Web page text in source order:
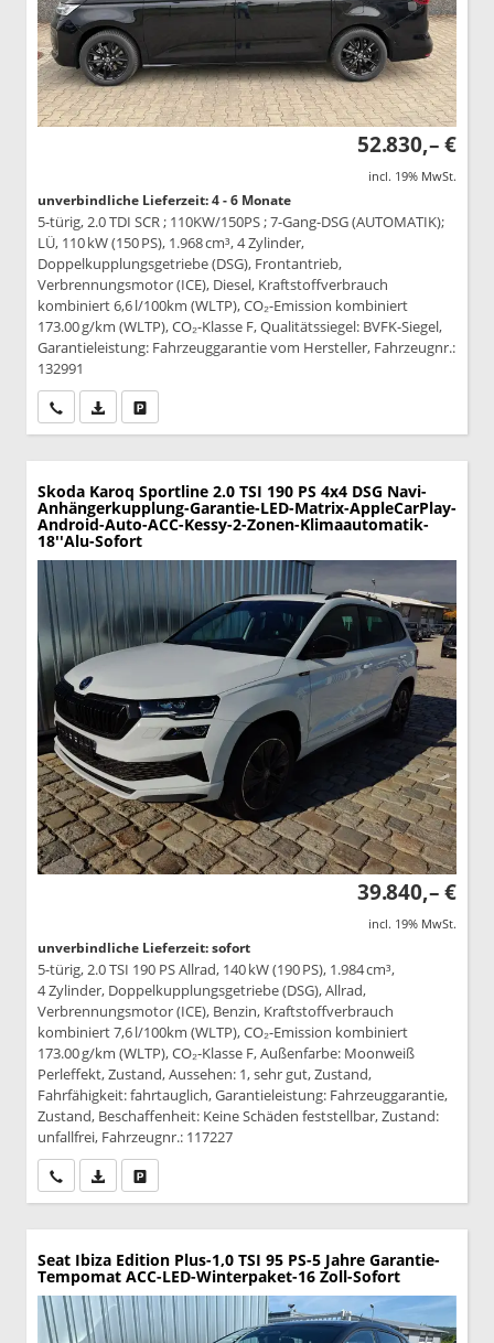
52.830,– €
incl. 19% MwSt.
unverbindliche Lieferzeit: 4 - 6 Monate
5-türig, 2.0 TDI SCR ; 110KW/150PS ; 7-Gang-DSG (AUTOMATIK);
LÜ, 110 kW (150 PS), 1.968 cm³, 4 Zylinder,
Doppelkupplungsgetriebe (DSG), Frontantrieb,
Verbrennungsmotor (ICE), Diesel, Kraftstoffverbrauch
kombiniert 6,6 l/100km (WLTP), CO₂-Emission kombiniert
173.00 g/km (WLTP), CO₂-Klasse F, Qualitätssiegel: BVFK-Siegel,
Garantieleistung: Fahrzeuggarantie vom Hersteller, Fahrzeugnr.:
132991
Wir rufen Sie anPDF-Datei, Fahrzeugexposé drucken
Skoda Karoq Sportline 2.0 TSI 190 PS 4x4 DSG Navi-
Anhängerkupplung-Garantie-LED-Matrix-AppleCarPlay-
Android-Auto-ACC-Kessy-2-Zonen-Klimaautomatik-
18''Alu-Sofort
39.840,– €
incl. 19% MwSt.
unverbindliche Lieferzeit: sofort
5-türig, 2.0 TSI 190 PS Allrad, 140 kW (190 PS), 1.984 cm³,
4 Zylinder, Doppelkupplungsgetriebe (DSG), Allrad,
Verbrennungsmotor (ICE), Benzin, Kraftstoffverbrauch
kombiniert 7,6 l/100km (WLTP), CO₂-Emission kombiniert
173.00 g/km (WLTP), CO₂-Klasse F, Außenfarbe: Moonweiß
Perleffekt, Zustand, Aussehen: 1, sehr gut, Zustand,
Fahrfähigkeit: fahrtauglich, Garantieleistung: Fahrzeuggarantie,
Zustand, Beschaffenheit: Keine Schäden feststellbar, Zustand:
unfallfrei, Fahrzeugnr.: 117227
Wir rufen Sie anPDF-Datei, Fahrzeugexposé drucken
Seat Ibiza Edition Plus-1,0 TSI 95 PS-5 Jahre Garantie-
Tempomat ACC-LED-Winterpaket-16 Zoll-Sofort